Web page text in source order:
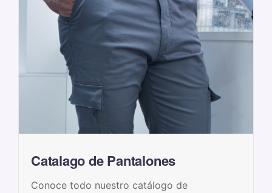
Catalago de Pantalones
Conoce todo nuestro catálogo de